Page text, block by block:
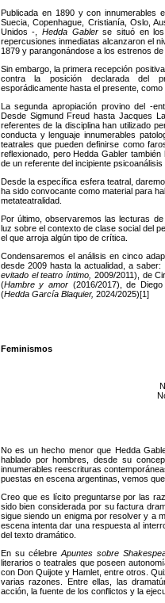
Publicada en 1890 y con innumerables
Suecia, Copenhague, Cristianía, Oslo,
Unidos -,Hedda Gablerse situó en
repercusiones inmediatas alcanzaron el
1879 y parangonándose a los estrenos
Sin embargo, la primera recepción
contra la posición declarada del
esporádicamente hasta el presente,
La segunda apropiación provino del -
Desde Sigmund Freud hasta Jacques
referentes de la disciplina han utilizado
conducta y lenguaje innumerables
teatrales que pueden definirse como
reflexionado, pero Hedda Gabler
de un referente del incipiente
Desde la específica esfera teatral,
ha sido convocante como material para
metateatralidad.
Por último, observaremos las lecturas
luz sobre el contexto de clase social del
el que arroja algún tipo de crítica.
Condensaremos el análisis en cinco
desde 2009 hasta la actualidad, a
evitado el teatro íntimo, 2009/2011), de
(Hambre y amor (2016/2017), de
(Hedda García Blaquier, 2024/2025)[1]
Feminismos
No es un hecho menor que Hedda
hablado por hombres, desde su
innumerables reescrituras
puestas en escena argentinas, vemos
Creo que es lícito preguntarse por las
sido bien considerada por su factura
sigue siendo un enigma por resolver y a
escena intenta dar una respuesta al
del texto dramático.
En su célebre Apuntes sobre
literarios o teatrales que poseen
con Don Quijote y Hamlet, entre otros.
varias razones. Entre ellas, las
acción, la fuente de los conflictos y la